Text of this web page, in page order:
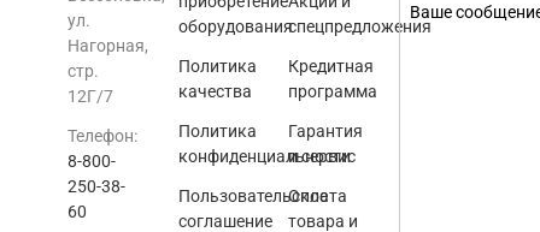
ул.
Нагорная,
стр.
12Г/7
Телефон:
8-800-
250-38-
60
оборудования
Политика
качества
Политика
конфиденциальности
Пользовательское
соглашение
спецпредложения
Кредитная
программа
Гарантия
и сервис
Оплата
товара и